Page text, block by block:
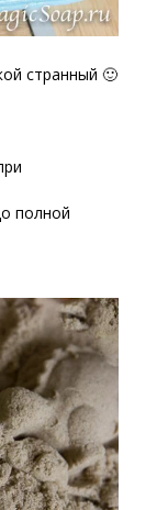
странный 🙂
полной